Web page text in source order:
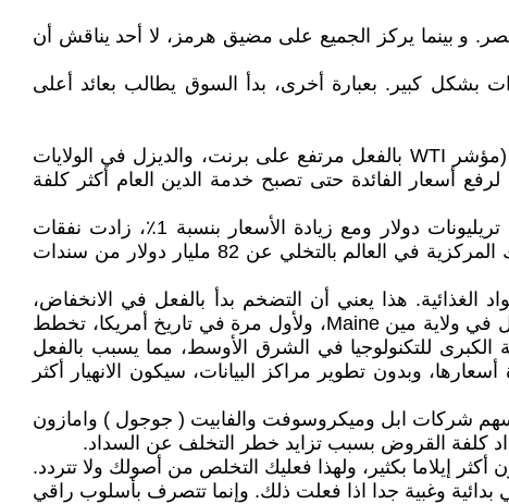
و بينما يركز الجميع على مضيق هرمز، لا أحد يناقش أن
في الثاني من شهر نيسان/أبريل الجاري 2026، ارتفع عائد سندات الخزانة الأمريكية لمدة 10 سنوات بشكل كبير. بعبارة أخرى، بدأ السوق يطالب بعائد أعلى
وتتلخص استراتيجية إيران في غلق مضيق هرمز الذي يؤدي الى نقص الوقود وارتفاع أسعار النفط والديزل بشكل كبير (مؤشر WTI بالفعل مرتفع على برنت، والديزل في الولايات
لرفع أسعار الفائدة حتى تصبح خدمة الدين العام أكثر كلفة
ونتيجة لذلك ارتفع عائد السندات لمدة 10 سنوات بنسبة 0.5٪. وفي الاثني عشر شهرا القادمة، يجب إعادة تمويل 10 تريليونات دولار ومع زيادة الأسعار بنسبة 1٪، زادت نفقات
الميزانية الأمريكية بمقدار 310 مليار دولار. وتجاوز الدين العام بنسبة 120٪ من الناتج المحلي الإجمالي. كما قامت البنوك المركزية في العالم بالتخلي عن 82 مليار دولار من سندات
الغذائية. هذا يعني أن التضخم بدأ بالفعل في الانخفاض،
وسيضطر الاحتياطي الفيدرالي إلى رفع سعر معدل الفائدة. كما تواجه مراكز البيانات نقصا في الطاقة. فعلى سبيل المثال في ولاية مين Maine، ولأول مرة في تاريخ أمريكا، تخطط
الكبرى للتكنولوجيا في الشرق الأوسط، مما يسبب بالفعل
شركات تقنية أمريكية بالفعل 5 تريليونات دولار من ذروة أسعارها، وبدون تطوير مراكز البيانات، سيكون الانهيار أكثر
اسهم شركات ابل وميكروسوفت والفابيت ( جوجول ) وامازون
كلفة القروض بسبب تزايد خطر التخلف عن السداد.
إيلاما بكثير، ولهذا فعليك التخلص من أصولك ولا تتردد.
بدائية وغبية جدا اذا فعلت ذلك. وإنما تتصرف بأسلوب راقي